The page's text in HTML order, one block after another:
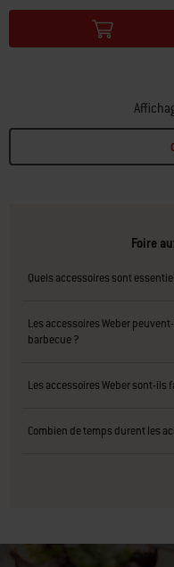
Color Options
Foire
Quels accessoires sont
Les accessoires Weber
barbecue ?
Les accessoires Weber sont-ils
Combien de temps durent les